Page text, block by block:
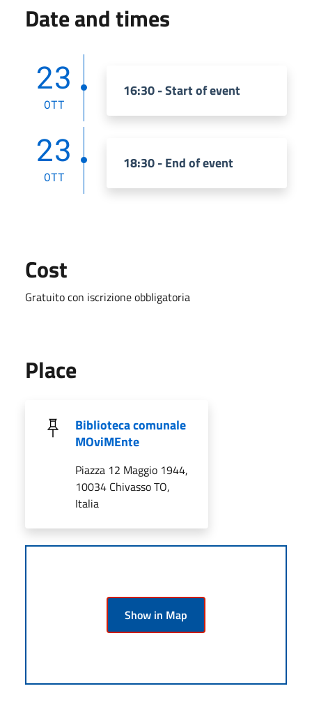
Date and times
23
OTT
16:30 - Start of event
23
OTT
18:30 - End of event
Cost
Gratuito con iscrizione obbligatoria
Place
Biblioteca comunale
MOviMEnte
Piazza 12 Maggio 1944,
10034 Chivasso TO,
Italia
Show in Map